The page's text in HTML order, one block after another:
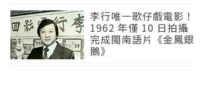
李行唯一歌仔戲電影！
1962 年僅 10 日拍攝
完成閩南語片《金鳳銀
鵝》